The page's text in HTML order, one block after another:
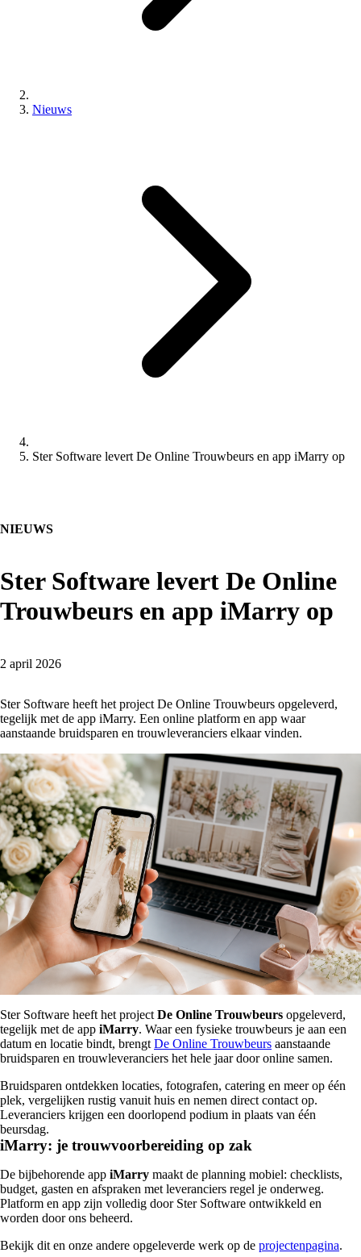
Nieuws
Ster Software levert De Online Trouwbeurs en app iMarry op
NIEUWS
Ster Software levert De Online
Trouwbeurs en app iMarry op
2 april 2026
Ster Software heeft het project De Online Trouwbeurs opgeleverd,
tegelijk met de app iMarry. Een online platform en app waar
aanstaande bruidsparen en trouwleveranciers elkaar vinden.
Ster Software heeft het project De Online Trouwbeurs opgeleverd,
tegelijk met de app iMarry. Waar een fysieke trouwbeurs je aan een
datum en locatie bindt, brengt De Online Trouwbeurs aanstaande
bruidsparen en trouwleveranciers het hele jaar door online samen.
Bruidsparen ontdekken locaties, fotografen, catering en meer op één
plek, vergelijken rustig vanuit huis en nemen direct contact op.
Leveranciers krijgen een doorlopend podium in plaats van één
beursdag.
iMarry: je trouwvoorbereiding op zak
De bijbehorende app iMarry maakt de planning mobiel: checklists,
budget, gasten en afspraken met leveranciers regel je onderweg.
Platform en app zijn volledig door Ster Software ontwikkeld en
worden door ons beheerd.
Bekijk dit en onze andere opgeleverde werk op de projectenpagina.